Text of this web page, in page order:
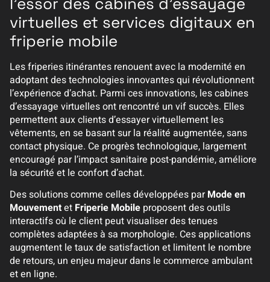
virtuelles et services digitaux en
friperie mobile
Les friperies itinérantes renouent avec la modernité en
adoptant des technologies innovantes qui révolutionnent
l’expérience d’achat. Parmi ces innovations, les cabines
d’essayage virtuelles ont rencontré un vif succès. Elles
permettent aux clients d’essayer virtuellement les
vêtements, en se basant sur la réalité augmentée, sans
contact physique. Ce progrès technologique, largement
encouragé par l’impact sanitaire post-pandémie, améliore
la sécurité et le confort d’achat.
Des solutions comme celles développées parMode en
Mouvementet Friperie Mobile proposent des outils
interactifs où le client peut visualiser des tenues
complètes adaptées à sa morphologie. Ces applications
augmentent le taux de satisfaction et limitent le nombre
de retours, un enjeu majeur dans le commerce ambulant
et en ligne.